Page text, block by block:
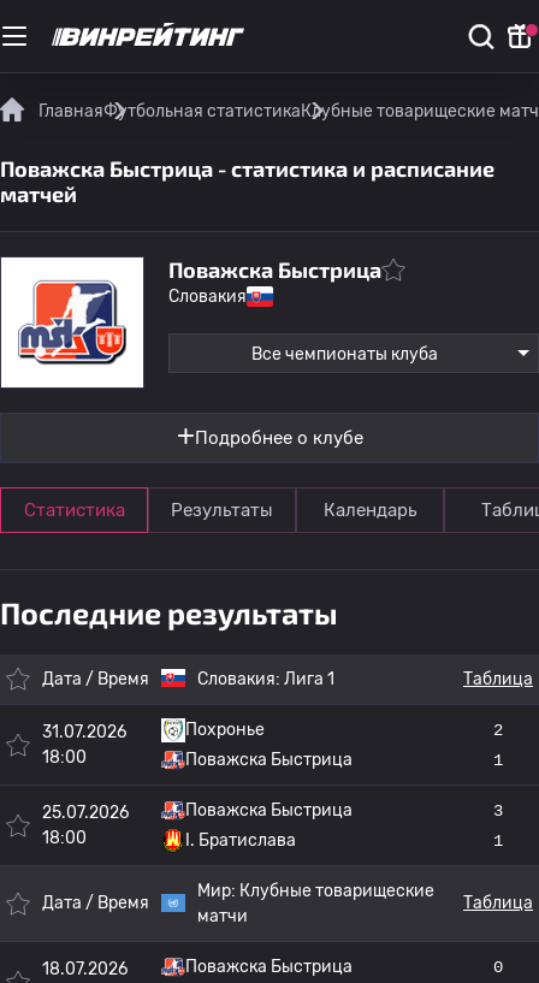
ГлавнаяФутбольная статистикаКлубные товарищеские
Поважска Быстрица - статистика и расписание
матчей
Поважска Быстрица
Словакия
Все чемпионаты клуба
Подробнее о клубе
Статистика Результаты Календарь
Последние результаты
Дата / Время Словакия: Лига 1 Таблица
31.07.2026
18:00
Похронье
Поважска Быстрица
2
1
25.07.2026
18:00
Поважска Быстрица
I. Братислава
3
1
Дата / Время
Мир: Клубные товарищеские
матчи
Таблица
18.07.2026
Поважска Быстрица
0